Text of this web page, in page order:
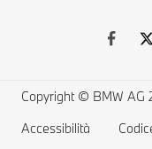
Richiamo airbag
Offerte BMW
Prenota un Test
Home Charging
Gamma auto
Copyright © BMW AG
Accessibilità